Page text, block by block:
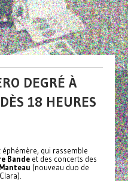
DEGRÉ À
18 HEURES
qui rassemble
Bandeet des concerts des
(nouveau duo de